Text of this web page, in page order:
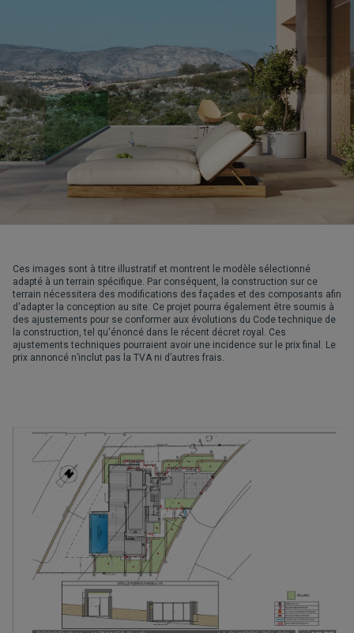
Ces images sont à titre illustratif et montrent le modèle sélectionné
adapté à un terrain spécifique. Par conséquent, la construction sur ce
terrain nécessitera des modifications des façades et des composants afin
d'adapter la conception au site. Ce projet pourra également être soumis à
des ajustements pour se conformer aux évolutions du Code technique de
la construction, tel qu'énoncé dans le récent décret royal. Ces
ajustements techniques pourraient avoir une incidence sur le prix final. Le
prix annoncé n’inclut pas la TVA ni d’autres frais.